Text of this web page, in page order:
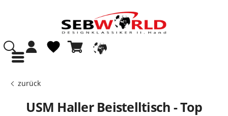
zurück
USM Haller Beistelltisch - Top